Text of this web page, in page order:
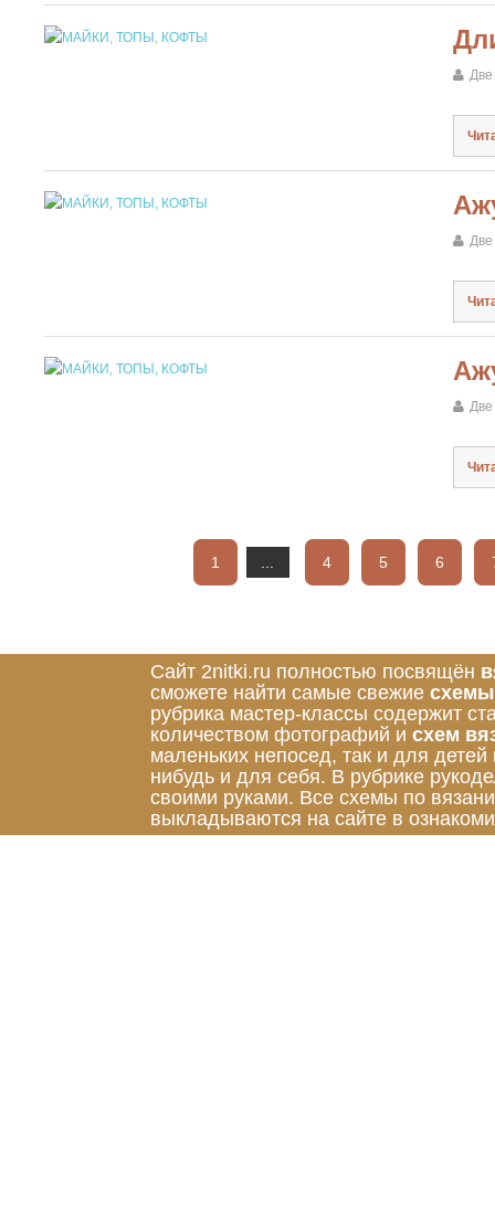
1 4 5 6
Сайт 2nitki.ru полностью посвящён
сможете найти самые свежие схемы
рубрика мастер-классы содержит
количеством фотографий и схем
маленьких непосед, так и для
нибудь и для себя. В рубрике
своими руками. Все схемы по
выкладываются на сайте в